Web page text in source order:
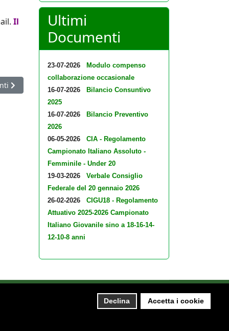
Declina
Accetta i cookie
Il
successivo: Delibere assunte dal Consiglio federale del 20
Ultimi
Documenti
23-07-2026
Modulo compenso
collaborazione occasionale
16-07-2026
Bilancio Consuntivo
2025
16-07-2026
Bilancio Preventivo
2026
06-05-2026
CIA - Regolamento
Campionato Italiano Assoluto -
Femminile - Under 20
19-03-2026
Verbale Consiglio
Federale del 20 gennaio 2026
26-02-2026
CIGU18 - Regolamento
Attuativo 2025-2026 Campionato
Italiano Giovanile sino a 18-16-14-
12-10-8 anni
- Email fsi@federscacchi.it - Tel.